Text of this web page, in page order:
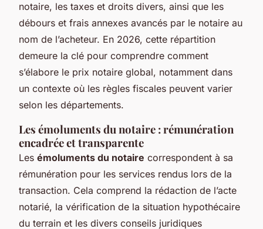
notaire, les taxes et droits divers, ainsi que les
débours et frais annexes avancés par le notaire au
nom de l’acheteur. En 2026, cette répartition
demeure la clé pour comprendre comment
s’élabore le prix notaire global, notamment dans
un contexte où les règles fiscales peuvent varier
selon les départements.
Les émoluments du notaire : rémunération
encadrée et transparente
Les émoluments du notaire correspondent à sa
rémunération pour les services rendus lors de la
transaction. Cela comprend la rédaction de l’acte
notarié, la vérification de la situation hypothécaire
du terrain et les divers conseils juridiques